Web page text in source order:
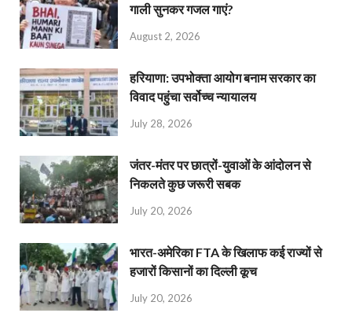
गाली सुनकर गजल गाएं?
August 2, 2026
हरियाणा: उपभोक्ता आयोग बनाम सरकार का
विवाद पहुंचा सर्वोच्च न्यायालय
July 28, 2026
जंतर-मंतर पर छात्रों-युवाओं के आंदोलन से
निकलते कुछ जरूरी सबक
July 20, 2026
भारत-अमेरिका FTA के खिलाफ कई राज्यों से
हजारों किसानों का दिल्ली कूच
July 20, 2026